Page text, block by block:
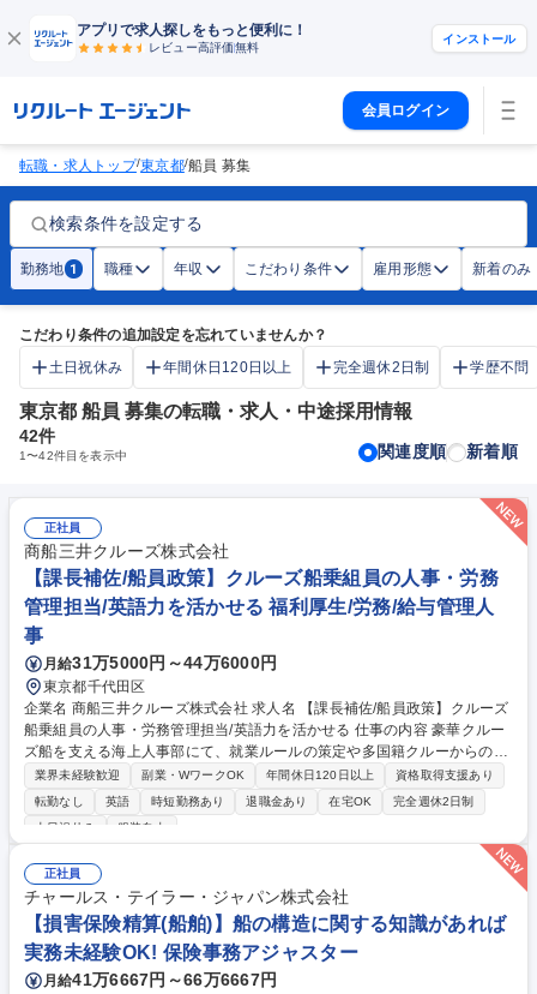
アプリで求人探しをもっと便利に！
レビュー高評価無料
インストール
会員ログイン
転職・求人トップ/東京都/船員 募集
検索条件を設定する
勤務地 1 職種 年収 こだわり条件 雇用形態 新着のみ
こだわり条件の追加設定を忘れていませんか？
土日祝休み
年間休日120日以上 完全週休2日制 学歴不問
東京都 船員 募集の転職・求人・中途採用情報
42件
1〜42件目を表示中 関連度順 新着順
正社員
商船三井クルーズ株式会社
【課長補佐/船員政策】クルーズ船乗組員の人事・労務
管理担当/英語力を活かせる 福利厚生/労務/給与管理人
事
月給31万5000円～44万6000円
東京都千代田区
企業名 商船三井クルーズ株式会社 求人名 【課長補佐/船員政策】クルーズ
船乗組員の人事・労務管理担当/英語力を活かせる 仕事の内容 豪華クルー
ズ船を支える海上人事部にて、就業ルールの策定や多国籍クルーからの相
談対応、給与計算等をお任せします。海上の安全と働きやすさを守り、ホ
スピタリティの土台を創る要となるポジションです。 【詳細】 ■国内外の
法規定に基づく人事オペレーションルールの作成・維持 ■乗組員からの申
ント等のケースにおける面談実施と意思決定支援 ■海外乗組員の給与計算
およびクルーデータ管理 募集職種 【課長補佐/船員政策】クルーズ船乗組
員の人事・労務管理担当/英語力を活かせる
業界未経験歓迎 副業・WワークOK 年間休日120日以上
資格取得支援あり
転勤なし
英語 時短勤務あり 退職金あり 在宅OK
完全週休2日制
土日祝休み
服装自由
正社員
チャールス・テイラー・ジャパン株式会社
【損害保険精算(船舶)】船の構造に関する知識があれば
実務未経験OK! 保険事務アジャスター
月給41万6667円～66万6667円